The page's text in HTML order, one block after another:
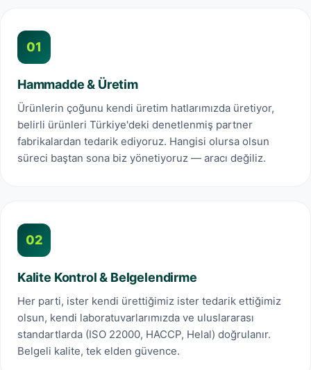
01
Hammadde & Üretim
Ürünlerin çoğunu kendi üretim hatlarımızda üretiyor,
belirli ürünleri Türkiye'deki denetlenmiş partner
fabrikalardan tedarik ediyoruz. Hangisi olursa olsun
süreci baştan sona biz yönetiyoruz — aracı değiliz.
02
Kalite Kontrol & Belgelendirme
Her parti, ister kendi ürettiğimiz ister tedarik ettiğimiz
olsun, kendi laboratuvarlarımızda ve uluslararası
standartlarda (ISO 22000, HACCP, Helal) doğrulanır.
Belgeli kalite, tek elden güvence.